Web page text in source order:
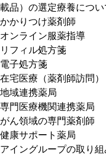
載品）の選定療養につい
かかりつけ薬剤師
オンライン服薬指導
リフィル処方箋
電子処方箋
在宅医療（薬剤師訪問）
地域連携薬局
専門医療機関連携薬局
がん領域の専門薬剤師
健康サポート薬局
アイングループの取り組